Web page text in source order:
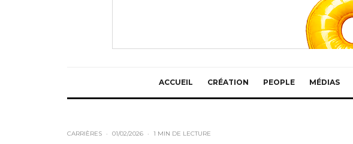
ACCUEIL CRÉATION PEOPLE MÉDIAS
CARRIÈRES · 01/02/2026 · 1 MIN DE LECTURE